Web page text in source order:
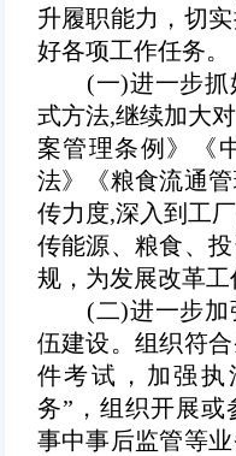
升履职能力，切
好各项工作任务。
(一)进一步
式方法,继续加大
案管理条例》《
法》《粮食流通
传力度,深入到工
传能源、粮食、
规，为发展改革工
(二)进一步加
伍建设。组织符
件考试，加强执
务”，组织开展或
事中事后监管等